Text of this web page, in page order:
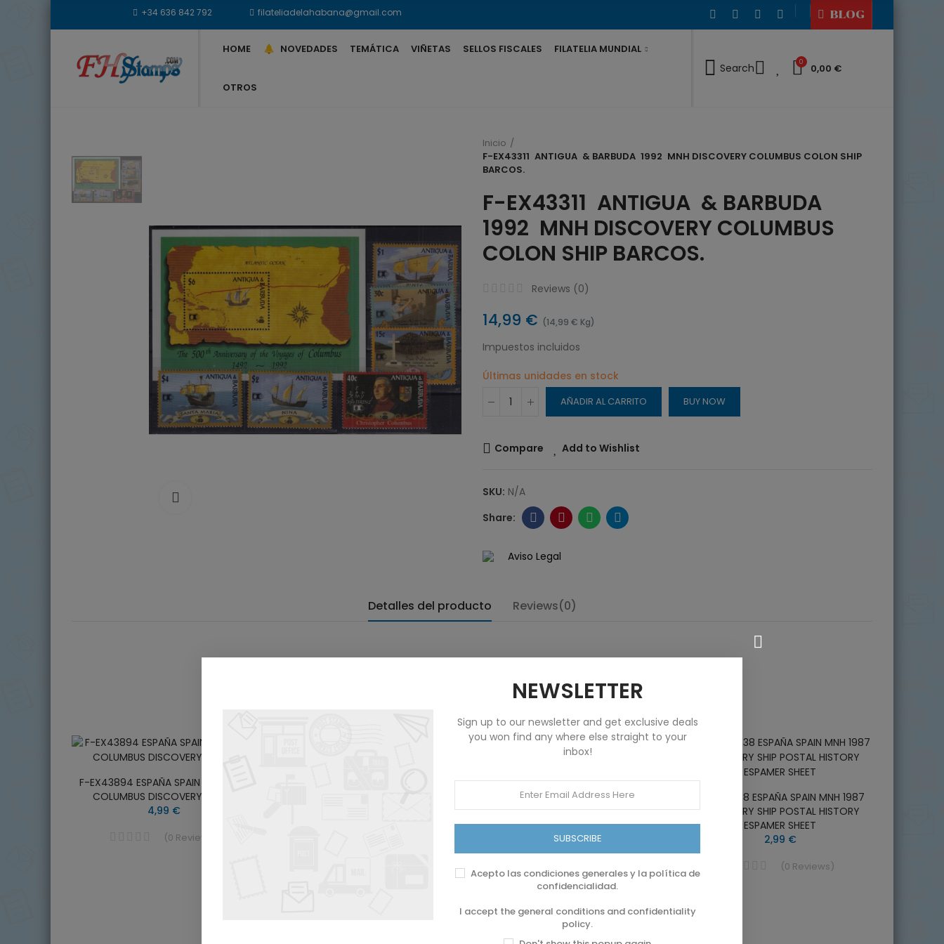
+34 636 842 792 filateliadelahabana@gmail.com BLOG
HOME NOVEDADES TEMÁTICA VIÑETAS SELLOS FISCALES FILATELIA MUNDIAL
OTROS
Search 0 0,00 €
Inicio
F-EX43311 ANTIGUA & BARBUDA 1992 MNH DISCOVERY COLUMBUS COLON SHIP
BARCOS.
F-EX43311 ANTIGUA & BARBUDA
1992 MNH DISCOVERY COLUMBUS
COLON SHIP BARCOS.
Reviews (0)
14,99 € (14,99 € Kg)
Impuestos incluidos
Últimas unidades en stock
AÑADIR AL CARRITO BUY NOW
Compare Add to Wishlist
SKU: N/A
Aviso Legal
Detalles del producto Reviews(0)
Product Same Category
F-EX43894 ESPAÑA SPAIN MNH 1992
COLUMBUS DISCOVERY SHEET.
4,99 €
(0 Reviews
F-EX46088 CHILE MNH 1989 EXFINA
OLD SHIP DISCOVERY COLUMBUS
COLON
8,99 €
F-EX46038 ESPAÑA SPAIN MNH 1987
DISCOVERY SHIP POSTAL HISTORY
ESPAMER SHEET
2,99 €
(0 Reviews)
NEWSLETTER
Sign up to our newsletter and get exclusive deals
you won find any where else straight to your
inbox!
SUBSCRIBE
Acepto las condiciones generales y la política de
confidencialidad.
I accept the general conditions and confidentiality
policy.